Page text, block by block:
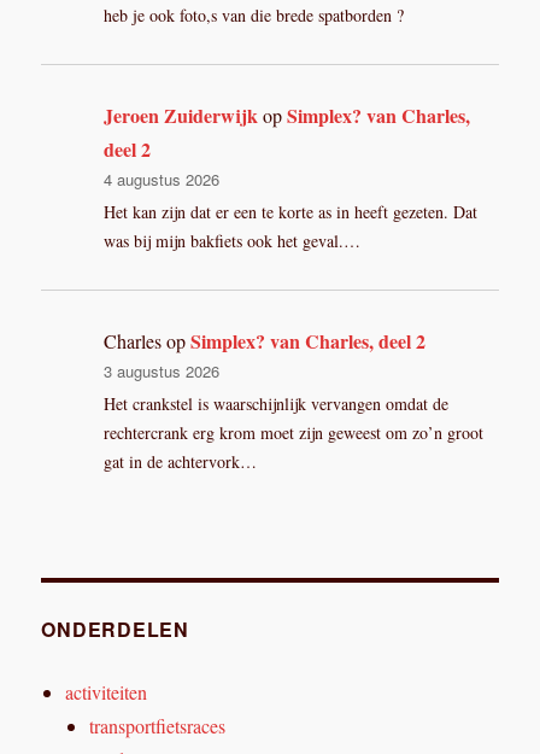
heb je ook foto,s van die brede spatborden ?
Jeroen ZuiderwijkopSimplex? van Charles,
deel 2
4 augustus 2026
Het kan zijn dat er een te korte as in heeft gezeten. Dat
was bij mijn bakfiets ook het geval.…
CharlesopSimplex? van Charles, deel 2
3 augustus 2026
Het crankstel is waarschijnlijk vervangen omdat de
rechtercrank erg krom moet zijn geweest om zo’n groot
gat in de achtervork…
ONDERDELEN
activiteiten
transportfietsraces